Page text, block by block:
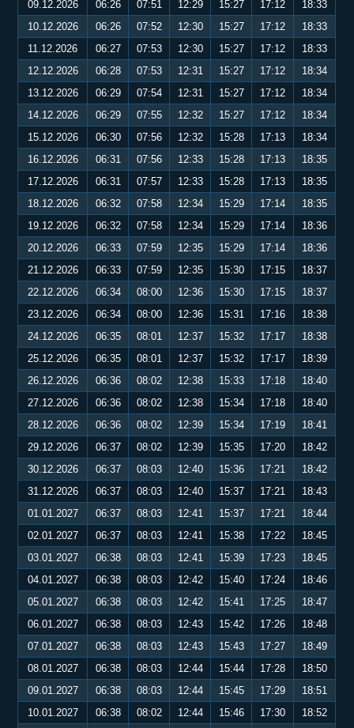
09.12.2026 06:26 07:51 12:29 15:27 17:12
18:33
10.12.2026
06:26 07:52 12:30 15:27 17:12
18:33
11.12.2026
06:27 07:53 12:30 15:27 17:12
18:33
12.12.2026
06:28 07:53 12:31 15:27 17:12
18:34
13.12.2026
06:29 07:54 12:31 15:27 17:12
18:34
14.12.2026
06:29 07:55 12:32 15:27 17:12
18:34
15.12.2026
06:30 07:56 12:32 15:28 17:13
18:34
16.12.2026
06:31 07:56 12:33 15:28 17:13
18:35
17.12.2026
06:31 07:57 12:33 15:28 17:13
18:35
18.12.2026
06:32 07:58 12:34 15:29 17:14
18:35
19.12.2026
06:32 07:58 12:34 15:29 17:14
18:36
20.12.2026
06:33 07:59 12:35 15:29 17:14
18:36
21.12.2026
06:33 07:59 12:35 15:30 17:15
18:37
22.12.2026
06:34 08:00 12:36 15:30 17:15
18:37
23.12.2026
06:34 08:00 12:36 15:31 17:16
18:38
24.12.2026
06:35 08:01 12:37 15:32 17:17
18:38
25.12.2026
06:35 08:01 12:37 15:32 17:17
18:39
26.12.2026
06:36 08:02 12:38 15:33 17:18
18:40
27.12.2026
06:36 08:02 12:38 15:34 17:18
18:40
28.12.2026
06:36 08:02 12:39 15:34 17:19
18:41
29.12.2026
06:37 08:02 12:39 15:35 17:20
18:42
30.12.2026
06:37 08:03 12:40 15:36 17:21
18:42
31.12.2026
06:37 08:03 12:40 15:37 17:21
18:43
01.01.2027
06:37 08:03 12:41 15:37 17:21
18:44
02.01.2027
06:37 08:03 12:41 15:38 17:22
18:45
03.01.2027
06:38 08:03 12:41 15:39 17:23
18:45
04.01.2027
06:38 08:03 12:42 15:40 17:24
18:46
05.01.2027
06:38 08:03 12:42 15:41 17:25
18:47
06.01.2027
06:38 08:03 12:43 15:42 17:26
18:48
07.01.2027
06:38 08:03 12:43 15:43 17:27
18:49
08.01.2027
06:38 08:03 12:44 15:44 17:28
18:50
09.01.2027
06:38 08:03 12:44 15:45 17:29
18:51
10.01.2027
06:38 08:02 12:44 15:46 17:30
18:52